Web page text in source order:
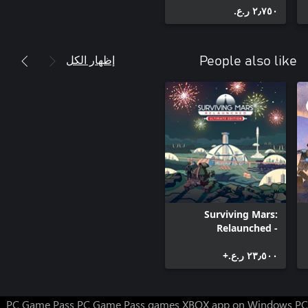
٢٫٧٥٠ ر.ع.‏
People also like إظهار الكل
Surviving Mars:
Relaunched -
٢٣٫٥٠٠ ر.ع.‏+
PC Game Pass PC Game Pass games XBOX app on Windows PC